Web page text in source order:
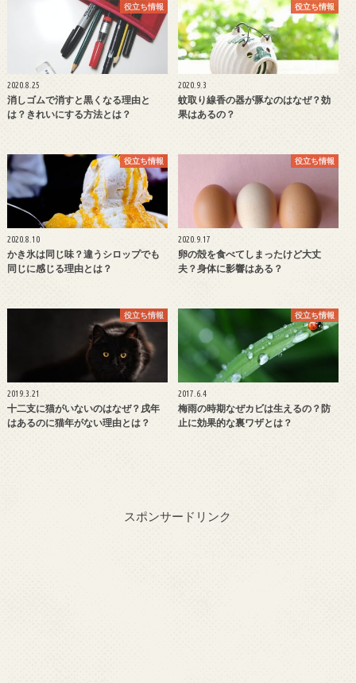
役立ち情報
2020.8.25
消しゴムで消すと黒くなる理由と
は？きれいにする方法とは？
役立ち情報
2020.9.3
蚊取り線香の器が豚なのはなぜ？効
果はあるの？
役立ち情報
2020.8.10
かき氷は同じ味？違うシロップでも
同じに感じる理由とは？
役立ち情報
2020.9.17
卵の殻を食べてしまったけど大丈
夫？身体に影響はある？
役立ち情報
2019.3.21
十二支に猫がいないのはなぜ？戌年
はあるのに猫年がない理由とは？
役立ち情報
2017.6.4
梅雨の時期なぜカビは生えるの？防
止に効果的な裏ワザとは？
スポンサードリンク